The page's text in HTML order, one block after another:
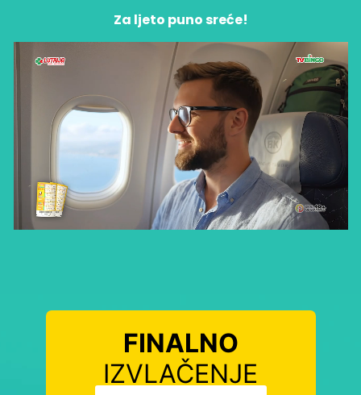
Za ljeto puno sreće!
FINALNO
IZVLAČENJE